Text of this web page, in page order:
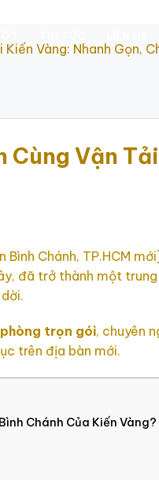
Kiến Vàng: Nhanh Gọn,
Cùng Vận
Bình Chánh, TP.HCM
đã trở thành một
trọn gói, chuyên
trên địa bàn mới.
Chánh Của Kiến Vàng?